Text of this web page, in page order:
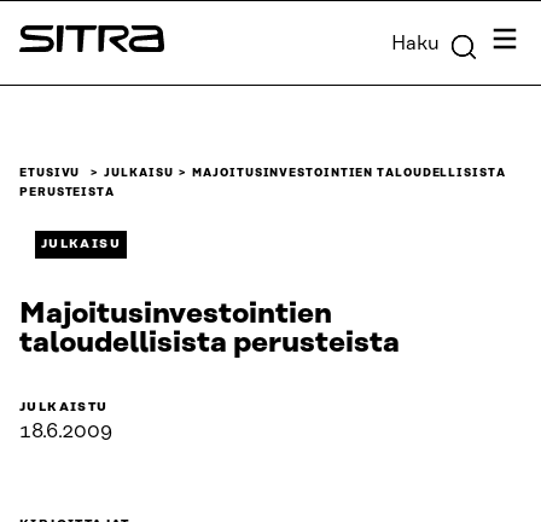
Siirry
suoraan
Sitra Haku
ETUSIVU JULKAISU
MAJOITUSINVESTOINTIEN TALOUDELLISISTA
PERUSTEISTA
JULKAISU
Majoitusinvestointien
taloudellisista perusteista
JULKAISTU
18.6.2009